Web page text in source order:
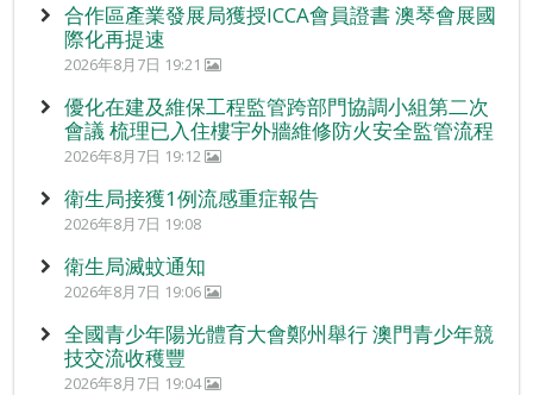
合作區產業發展局獲授ICCA會員證書 澳琴會展國
際化再提速
2026年8月7日 19:21
優化在建及維保工程監管跨部門協調小組第二次
會議 梳理已入住樓宇外牆維修防火安全監管流程
2026年8月7日 19:12
衛生局接獲1例流感重症報告
2026年8月7日 19:08
衛生局滅蚊通知
2026年8月7日 19:06
全國青少年陽光體育大會鄭州舉行 澳門青少年競
技交流收穫豐
2026年8月7日 19:04